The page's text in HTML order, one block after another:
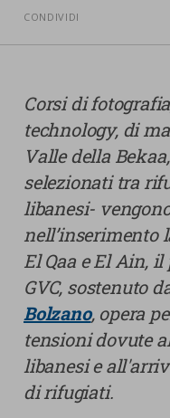
PARTECIPA
Ufficio Stampa
Centro studi
Aziende e Fondazioni
Trasparenza
Lavora con noi
Cookie di Analisi
Cookie di marketing
Cookie di terze parti
CONDIVIDI
Corsi di
technology, di
Valle della
selezionati tra
libanesi-
nell’inserimento
El Qaa e El Ain,
GVC, sostenuto
Bolzano, opera
tensioni dovute
libanesi e
di rifugiati.